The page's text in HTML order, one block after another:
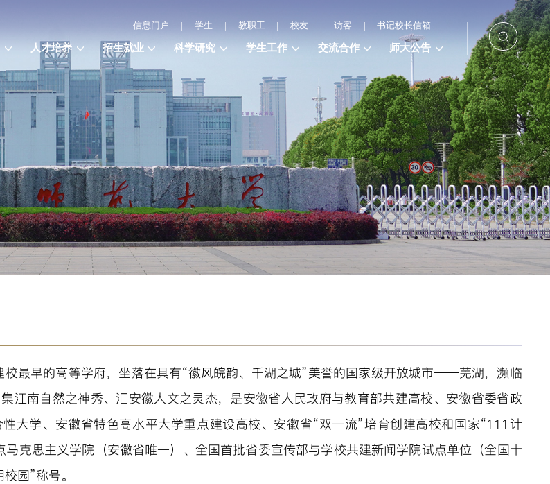
信息门户 | 学生 | 教职工 | 校友 | 访客 | 书记校长信箱
人才培养 招生就业 科学研究 学生工作 交流合作 师大公告
校最早的高等学府，坐落在具有“徽风皖韵、千湖之城”美誉的国家级开放城市——芜湖，濒临
江南自然之神秀、汇安徽人文之灵杰，是安徽省人民政府与教育部共建高校、安徽省委省政
大学、安徽省特色高水平大学重点建设高校、安徽省“双一流”培育创建高校和国家“111计
马克思主义学院（安徽省唯一）、全国首批省委宣传部与学校共建新闻学院试点单位（全国十
园”称号。